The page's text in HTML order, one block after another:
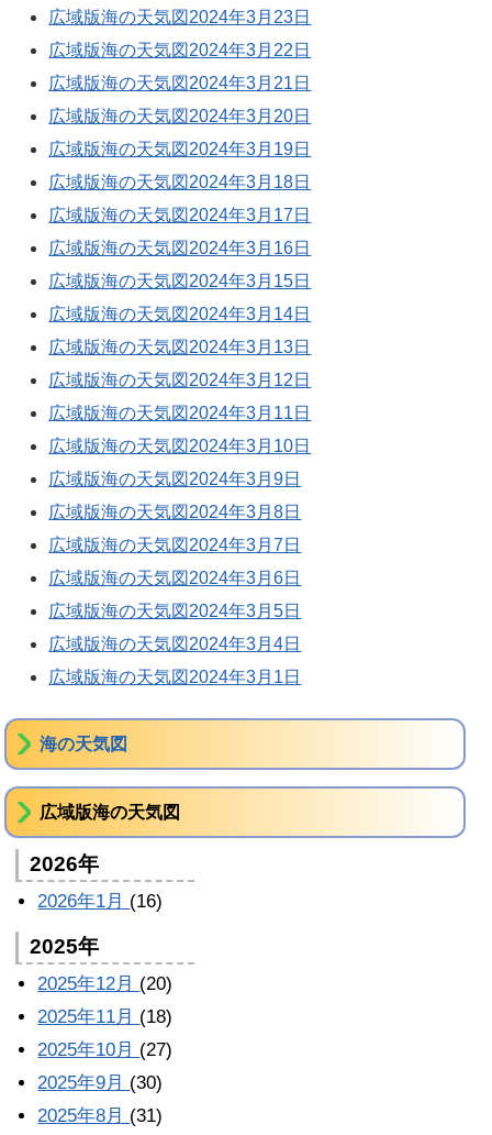
広域版海の天気図2024年3月23日
広域版海の天気図2024年3月22日
広域版海の天気図2024年3月21日
広域版海の天気図2024年3月20日
広域版海の天気図2024年3月19日
広域版海の天気図2024年3月18日
広域版海の天気図2024年3月17日
広域版海の天気図2024年3月16日
広域版海の天気図2024年3月15日
広域版海の天気図2024年3月14日
広域版海の天気図2024年3月13日
広域版海の天気図2024年3月12日
広域版海の天気図2024年3月11日
広域版海の天気図2024年3月10日
広域版海の天気図2024年3月9日
広域版海の天気図2024年3月8日
広域版海の天気図2024年3月7日
広域版海の天気図2024年3月6日
広域版海の天気図2024年3月5日
広域版海の天気図2024年3月4日
広域版海の天気図2024年3月1日
海の天気図
広域版海の天気図
2026年
2026年1月 (16)
2025年
2025年12月 (20)
2025年11月 (18)
2025年10月 (27)
2025年9月 (30)
2025年8月 (31)